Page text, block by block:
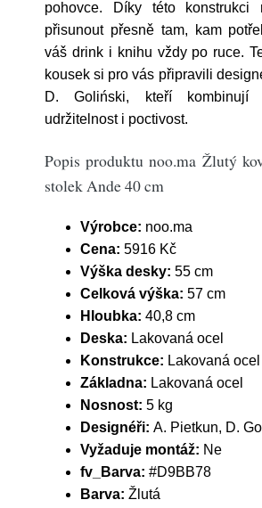
pohovce. Díky této konstrukci
přisunout přesně tam, kam
váš drink i knihu vždy po ruce.
kousek si pro vás připravili
D. Goliński, kteří kombinují
udržitelnost i poctivost.
Popis produktu noo.ma Žlutý
stolek Ande 40 cm
Výrobce: noo.ma
Cena: 5916 Kč
Výška desky: 55 cm
Celková výška: 57 cm
Hloubka: 40,8 cm
Deska: Lakovaná ocel
Konstrukce: Lakovaná ocel
Základna: Lakovaná ocel
Nosnost: 5 kg
Designéři: A. Pietkun, D.
Vyžaduje montáž: Ne
fv_Barva: #D9BB78
Barva: Žlutá